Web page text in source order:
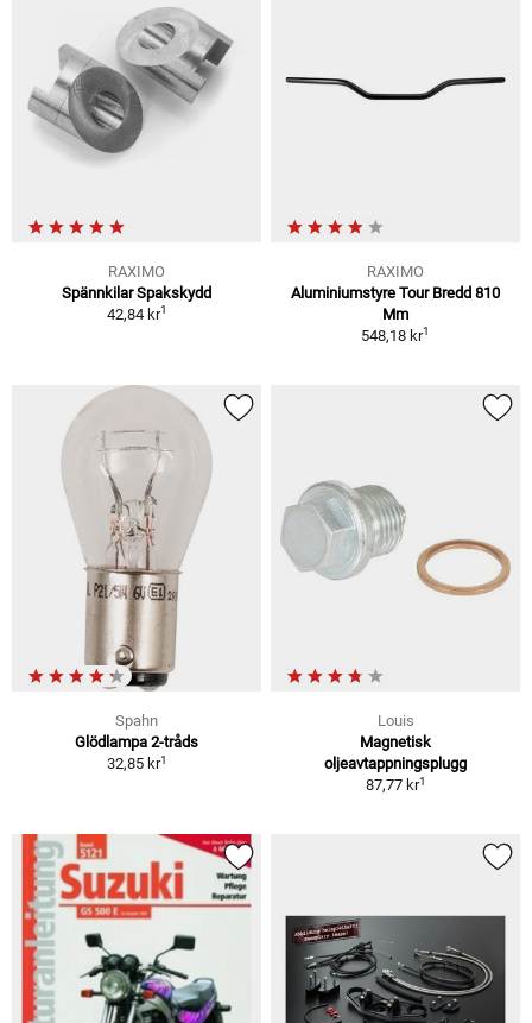
RAXIMO
Spännkilar Spakskydd
42,84 kr1
RAXIMO
Aluminiumstyre Tour Bredd 810
Mm
548,18 kr1
Spahn
Glödlampa 2-tråds
32,85 kr1
Louis
Magnetisk
oljeavtappningsplugg
87,77 kr1